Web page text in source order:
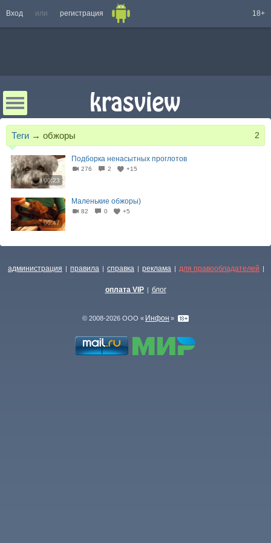
Вход или регистрация 18+
Теги → обжоры 2
00:23
Подборка ненасытных проглотов
276 2 +15
00:47
Маленькие обжоры)
82 0 +5
администрация | правила | справка | реклама | для правообладателей |
оплата VIP | блог
© 2008-2026 ООО « Инфон »